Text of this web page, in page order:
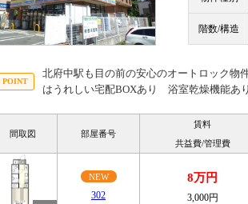
階数/構造
北府中駅も目の前の安心のオートロック
はうれしい宅配BOXあり 浴室乾燥機能あ
間取図 部屋番号
賃料
共益費/管理費
NEW
302
8万円
3,000円